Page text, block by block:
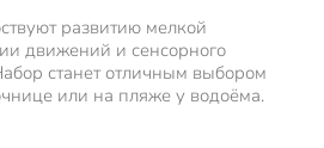
развитию мелкой
движений и сенсорного
станет отличным выбором
или на пляже у водоёма.